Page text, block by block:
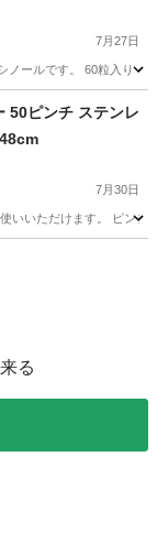
7月27日
ノールです。 60粒入り
50ピンチ ステンレ
7月30日
いいただけます。 ピンチ
る